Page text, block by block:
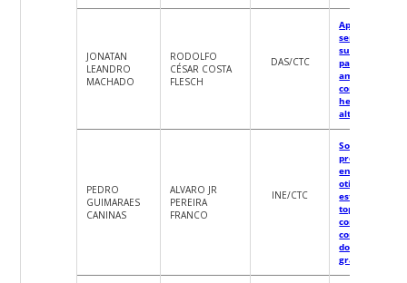
JONATAN
LEANDRO
MACHADO
RODOLFO
CÉSAR COSTA
FLESCH
DAS/CTC
Aprendizado
semi-
para detecção
amaciamento
compressores
herméticos
alternativos
PEDRO
GUIMARAES
CANINAS
ALVARO JR
PEREIRA
FRANCO
INE/CTC
Soluções para
problemas
envolvendo
otimização:
estudo sobre
topologias
conexas para
controle de
doença em um
grafo de